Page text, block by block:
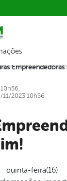
de navegação
Empreendedoras
2023 10h56